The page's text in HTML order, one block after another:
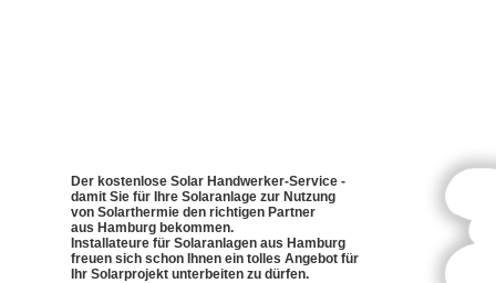
Der kostenlose Solar Handwerker-Service -
damit Sie für Ihre Solaranlage zur Nutzung
von Solarthermie den richtigen Partner
aus Hamburg bekommen.
Installateure für Solaranlagen aus Hamburg
freuen sich schon Ihnen ein tolles Angebot für
Ihr Solarprojekt unterbeiten zu dürfen.